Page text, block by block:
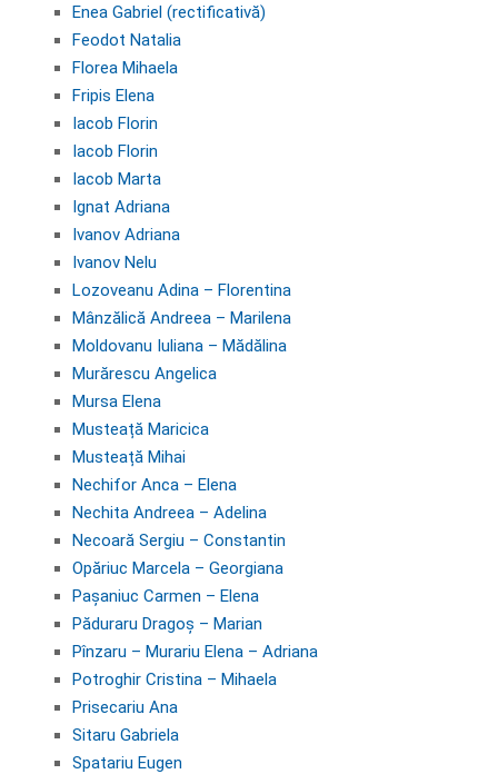
Enea Gabriel (rectificativă)
Feodot Natalia
Florea Mihaela
Fripis Elena
Iacob Florin
Iacob Florin
Iacob Marta
Ignat Adriana
Ivanov Adriana
Ivanov Nelu
Lozoveanu Adina – Florentina
Mânzălică Andreea – Marilena
Moldovanu Iuliana – Mădălina
Murărescu Angelica
Mursa Elena
Musteață Maricica
Musteață Mihai
Nechifor Anca – Elena
Nechita Andreea – Adelina
Necoară Sergiu – Constantin
Opăriuc Marcela – Georgiana
Pașaniuc Carmen – Elena
Păduraru Dragoș – Marian
Pînzaru – Murariu Elena – Adriana
Potroghir Cristina – Mihaela
Prisecariu Ana
Sitaru Gabriela
Spatariu Eugen